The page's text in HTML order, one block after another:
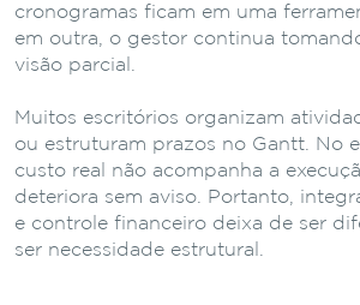
cronogramas ficam em uma
em outra, o gestor continua
visão parcial.
Muitos escritórios organizam
ou estruturam prazos no Gantt. No
custo real não acompanha a
deteriora sem aviso. Portanto,
e controle financeiro deixa de ser
ser necessidade estrutural.